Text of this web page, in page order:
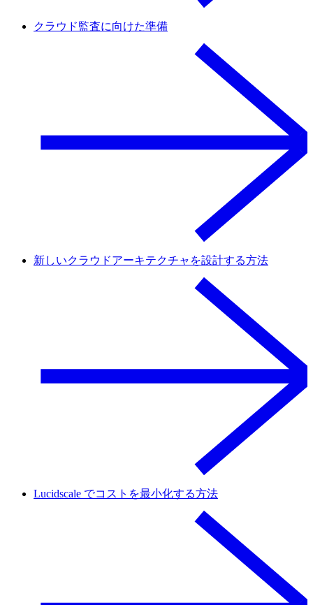
クラウド監査に向けた準備
新しいクラウドアーキテクチャを設計する方法
Lucidscale でコストを最小化する方法